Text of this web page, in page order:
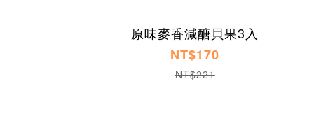
原味麥香減醣貝果3入
NT$170
NT$221